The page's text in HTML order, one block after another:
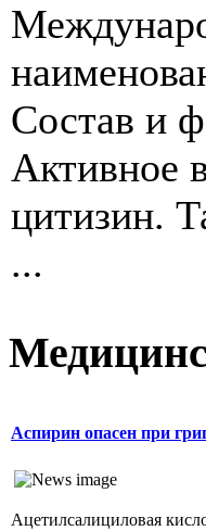
Состав и
Активное
цитизин.
...
Аспирин опасен при
Ацетилсалициловая